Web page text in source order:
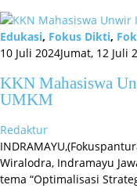
Edukasi, Fokus Dikti,
10 Juli 2024Jumat, 12 Juli
KKN Mahasiswa
UMKM
Redaktur
Wiralodra, Indramayu
tema “Optimalisasi